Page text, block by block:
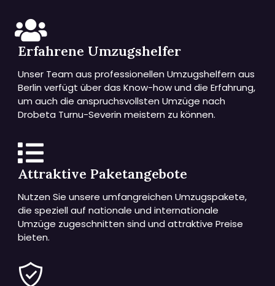
Erfahrene Umzugshelfer
Unser Team aus professionellen Umzugshelfern aus
Berlin verfügt über das Know-how und die Erfahrung,
um auch die anspruchsvollsten Umzüge nach
Drobeta Turnu-Severin meistern zu können.
Attraktive Paketangebote
Nutzen Sie unsere umfangreichen Umzugspakete,
die speziell auf nationale und internationale
Umzüge zugeschnitten sind und attraktive Preise
bieten.